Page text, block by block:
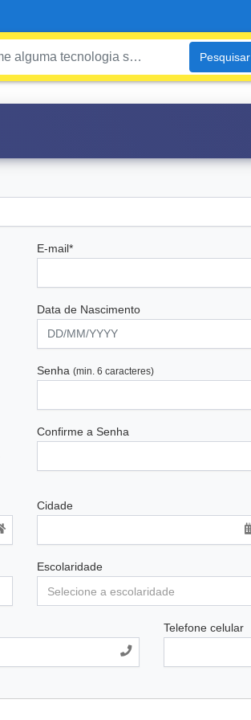
Pesquisar
E-mail*
Data de Nascimento
Senha(min. 6 caracteres)
Confirme a Senha
Cidade
Escolaridade
Selecione a escolaridade
Telefone celular